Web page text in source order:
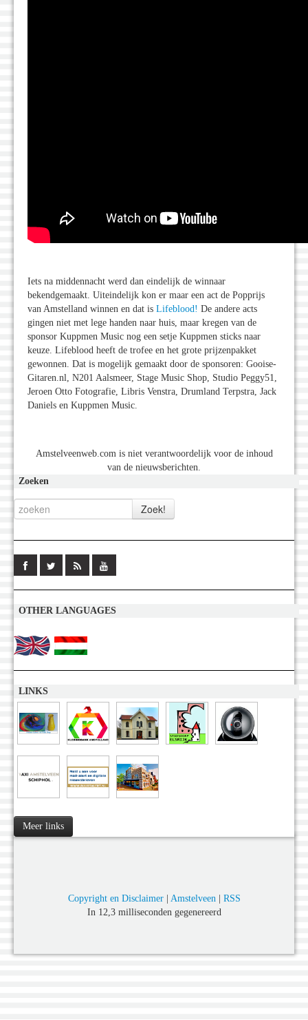
Iets na middennacht werd dan eindelijk de winnaar
bekendgemaakt. Uiteindelijk kon er maar een act de Popprijs
van Amstelland winnen en dat is Lifeblood! De andere acts
gingen niet met lege handen naar huis, maar kregen van de
sponsor Kuppmen Music nog een setje Kuppmen sticks naar
keuze. Lifeblood heeft de trofee en het grote prijzenpakket
gewonnen. Dat is mogelijk gemaakt door de sponsoren: Gooise-
Gitaren.nl, N201 Aalsmeer, Stage Music Shop, Studio Peggy51,
Jeroen Otto Fotografie, Libris Venstra, Drumland Terpstra, Jack
Daniels en Kuppmen Music.
Amstelveenweb.com is niet verantwoordelijk voor de inhoud
van de nieuwsberichten.
Zoeken
OTHER LANGUAGES
LINKS
Meer links
Copyright en Disclaimer| Amstelveen| RSS
In 12,3 milliseconden gegenereerd